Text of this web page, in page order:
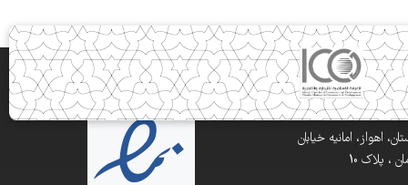
اهواز، امانیه خیابان
، پلاک 10